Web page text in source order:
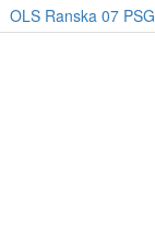
OLS Ranska 07 PSG